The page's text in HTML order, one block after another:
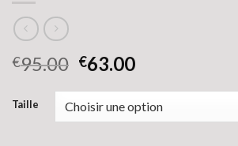
€95.00 €63.00
Taille